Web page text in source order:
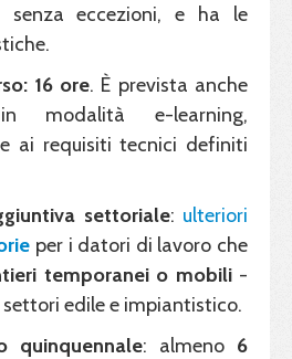
senza eccezioni, e ha le
16 ore. È prevista anche
in modalità e-learning,
ai requisiti tecnici definiti
settoriale: ulteriori
per i datori di lavoro che
temporanei o mobili-
edile e impiantistico.
quinquennale: almeno 6